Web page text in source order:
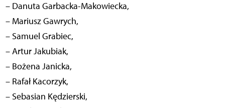
– Danuta Garbacka-Makowiecka,
– Mariusz Gawrych,
– Samuel Grabiec,
– Artur Jakubiak,
– Bożena Janicka,
– Rafał Kacorzyk,
– Sebasian Kędzierski,